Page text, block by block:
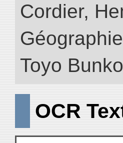
Cordier,
Toyo
OCR